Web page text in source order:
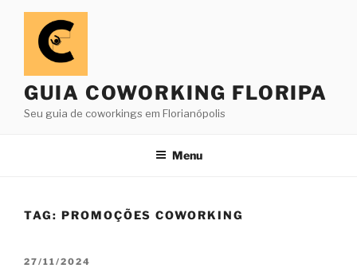
Pular
conteúdo
GUIA COWORKING FLORIPA
Seu guia de coworkings em Florianópolis
Menu
TAG: PROMOÇÕES COWORKING
PUBLICADO
27/11/2024